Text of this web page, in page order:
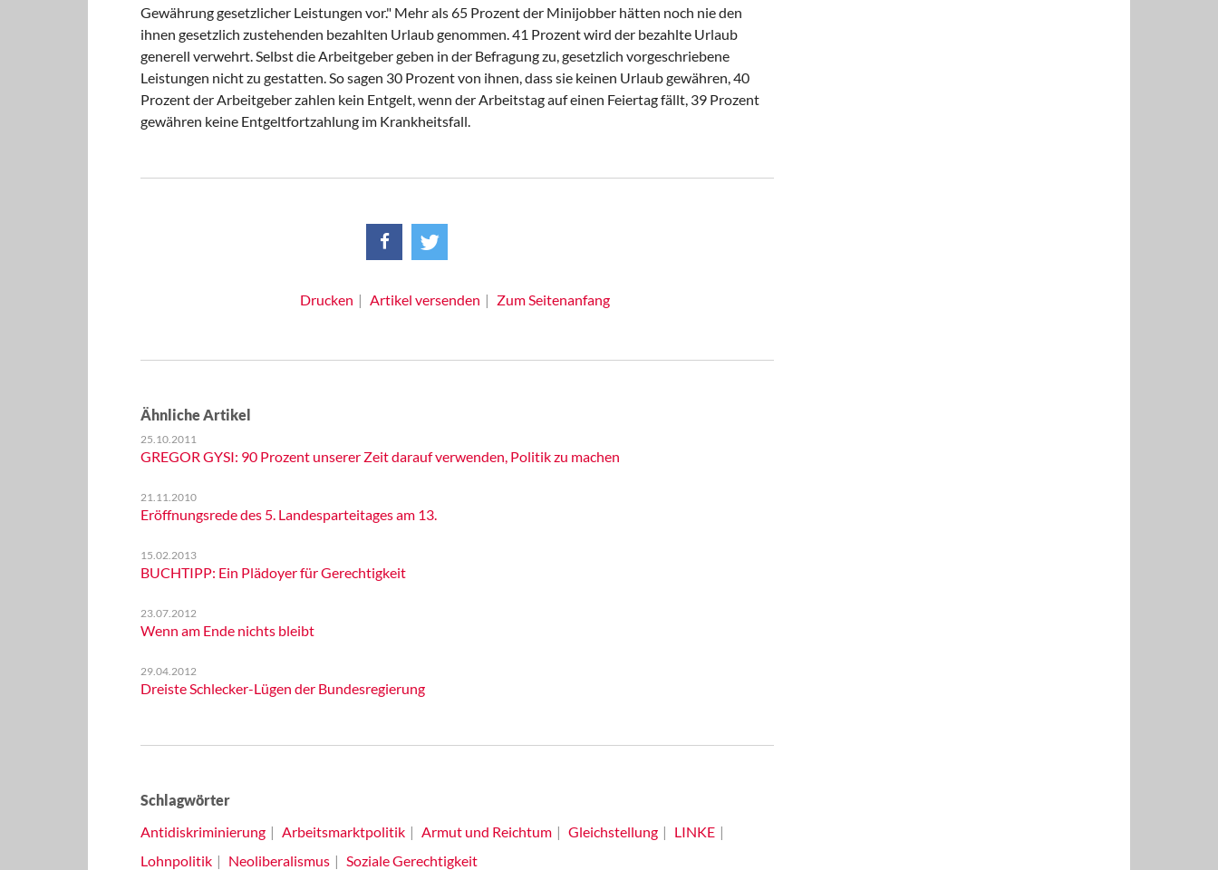
Gewährung gesetzlicher Leistungen vor." Mehr als 65 Prozent der Minijobber hätten noch nie den
ihnen gesetzlich zustehenden bezahlten Urlaub genommen. 41 Prozent wird der bezahlte Urlaub
generell verwehrt. Selbst die Arbeitgeber geben in der Befragung zu, gesetzlich vorgeschriebene
Leistungen nicht zu gestatten. So sagen 30 Prozent von ihnen, dass sie keinen Urlaub gewähren, 40
Prozent der Arbeitgeber zahlen kein Entgelt, wenn der Arbeitstag auf einen Feiertag fällt, 39 Prozent
gewähren keine Entgeltfortzahlung im Krankheitsfall.
Drucken Artikel versenden Zum Seitenanfang
Ähnliche Artikel
25.10.2011
GREGOR GYSI: 90 Prozent unserer Zeit darauf verwenden, Politik zu machen
21.11.2010
Eröffnungsrede des 5. Landesparteitages am 13.
15.02.2013
BUCHTIPP: Ein Plädoyer für Gerechtigkeit
23.07.2012
Wenn am Ende nichts bleibt
29.04.2012
Dreiste Schlecker-Lügen der Bundesregierung
Schlagwörter
Antidiskriminierung
Arbeitsmarktpolitik Armut und Reichtum Gleichstellung
LINKE
Lohnpolitik
Neoliberalismus Soziale Gerechtigkeit